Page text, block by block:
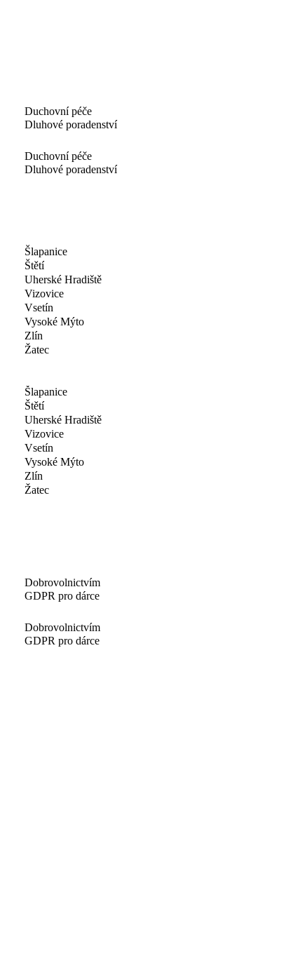
Duchovní péče
Dluhové poradenství
Duchovní péče
Dluhové poradenství
Šlapanice
Štětí
Uherské Hradiště
Vizovice
Vsetín
Vysoké Mýto
Zlín
Žatec
Šlapanice
Štětí
Uherské Hradiště
Vizovice
Vsetín
Vysoké Mýto
Zlín
Žatec
Dobrovolnictvím
GDPR pro dárce
Dobrovolnictvím
GDPR pro dárce